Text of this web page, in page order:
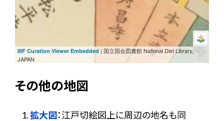
IIIF Curation Viewer Embedded | 国立国会図書館 National Diet Library,
JAPAN
その他の地図
拡大図：江戸切絵図上に周辺の地名も同